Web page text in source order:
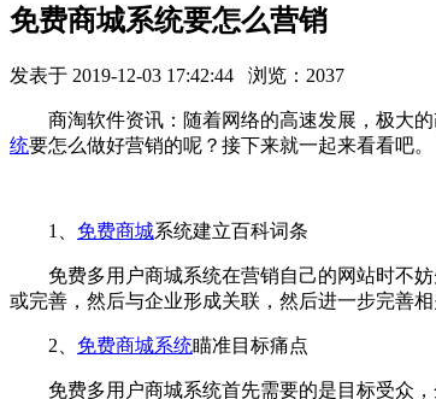
免费商城系统要怎么营销
发表于 2019-12-03 17:42:44 浏览：2037
商淘软件资讯：随着网络的高速发展，极大
统要怎么做好营销的呢？接下来就一起来看看吧。
1、 免费商城系统建立百科词条
免费多用户商城系统在营销自己的网站时不
或完善，然后与企业形成关联，然后进一步完善相
2、 免费商城系统瞄准目标痛点
免费多用户商城系统首先需要的是目标受众